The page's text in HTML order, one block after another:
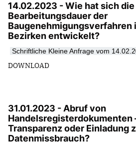
14.02.2023 - Wie hat sich die
Bearbeitungsdauer der
Baugenehmigungsverfahren
Bezirken entwickelt?
Schriftliche Kleine Anfrage vom
DOWNLOAD
31.01.2023 - Abruf von
Handelsregisterdokumenten
Transparenz oder Einladung
Datenmissbrauch?